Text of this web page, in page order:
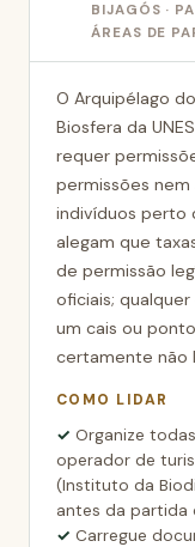
BIJAGÓS ·
ÁREAS DE
O Arquipélago
Biosfera da
requer
permissões
indivíduos perto
alegam que
de permissão
oficiais;
um cais ou
certamente não
COMO LIDAR
Organize
operador de
(Instituto da
antes da partida
Carregue